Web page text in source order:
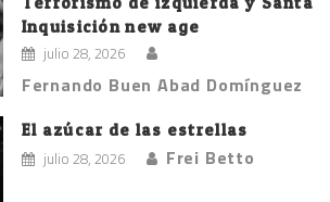
Inquisición new age
julio 28, 2026
Fernando Buen Abad Domínguez
El azúcar de las estrellas
julio 28, 2026 Frei Betto